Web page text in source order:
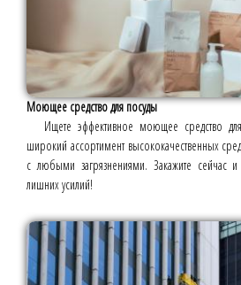
Моющее средство для посуды
Ищете эффективное моющее средство
широкий ассортимент высококачественных
с любыми загрязнениями. Закажите сейчас и
лишних усилий!